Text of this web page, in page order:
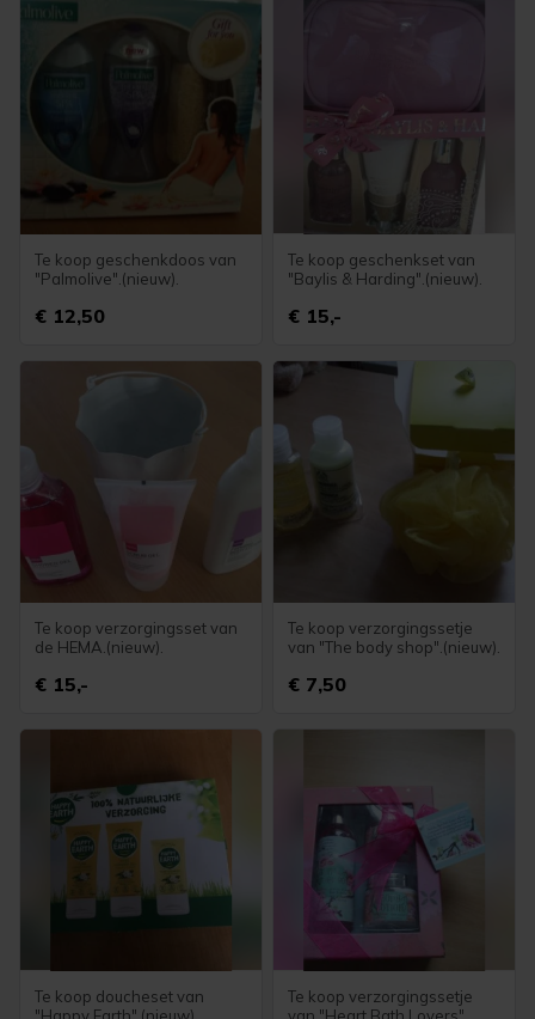
Te koop geschenkdoos van
"Palmolive".(nieuw).
€ 12,50
Te koop geschenkset van
"Baylis & Harding".(nieuw).
€ 15,-
Te koop verzorgingsset van
de HEMA.(nieuw).
€ 15,-
Te koop verzorgingssetje
van "The body shop".(nieuw).
€ 7,50
Te koop doucheset van
Te koop verzorgingssetje